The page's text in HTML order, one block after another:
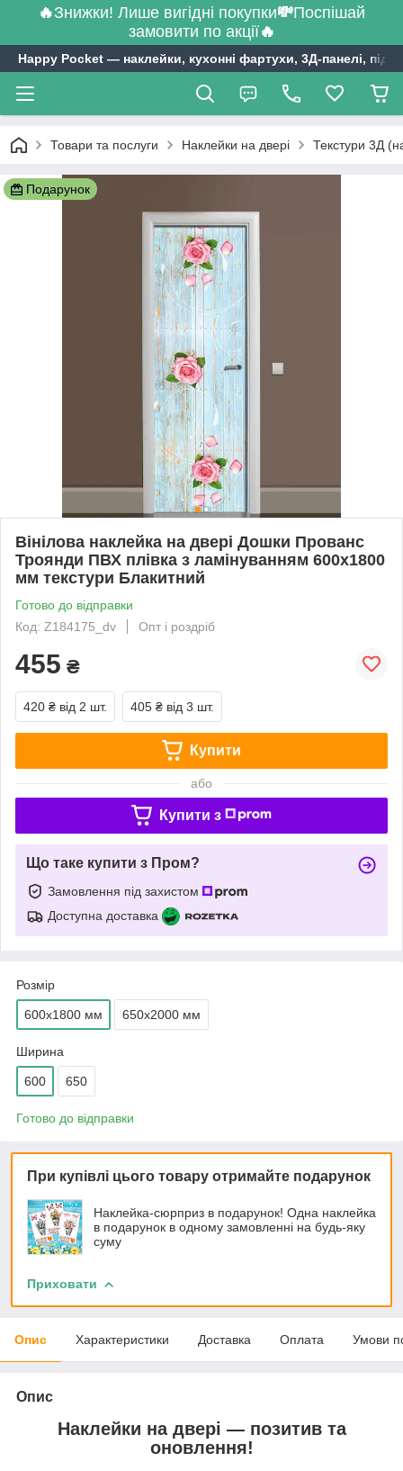
🔥Знижки! Лише вигідні покупки💸Поспішай
замовити по акції🔥
Happy Pocket ― наклейки, кухонні фартухи, 3Д-панелі,
Товари та послуги Наклейки на двері Текстури 3Д
Подарунок
Вінілова наклейка на двері Дошки Прованс
Троянди ПВХ плівка з ламінуванням 600х1800
мм текстури Блакитний
Готово до відправки
Код: Z184175_dv
Опт і роздріб
455 ₴
420 ₴ від 2 шт. 405 ₴ від 3 шт.
Купити
або
Купити з
Що таке купити з Пром?
Замовлення під захистом
Доступна доставка
Розмір
600х1800 мм 650х2000 мм
Ширина
600 650
Готово до відправки
При купівлі цього товару отримайте подарунок
Наклейка-сюрприз в подарунок! Одна наклейка
в подарунок в одному замовленні на будь-яку
суму
Приховати
Опис Характеристики Доставка Оплата Умови
Опис
Наклейки на двері — позитив та
оновлення!